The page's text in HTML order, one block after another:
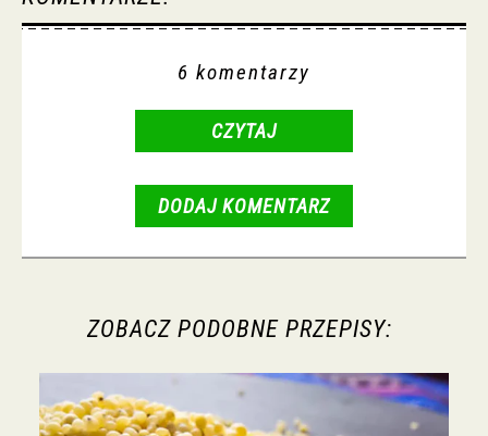
6 komentarzy
CZYTAJ
DODAJ KOMENTARZ
ZOBACZ PODOBNE PRZEPISY: